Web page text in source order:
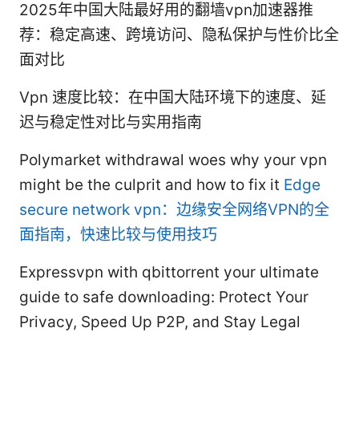
2025年中国大陆最好用的翻墙vpn加速器推
荐：稳定高速、跨境访问、隐私保护与性价比全
面对比
Vpn 速度比较：在中国大陆环境下的速度、延
迟与稳定性对比与实用指南
Polymarket withdrawal woes why your vpn
might be the culprit and how to fix it Edge
secure network vpn：边缘安全网络VPN的全
面指南，快速比较与使用技巧
Expressvpn with qbittorrent your ultimate
guide to safe downloading: Protect Your
Privacy, Speed Up P2P, and Stay Legal